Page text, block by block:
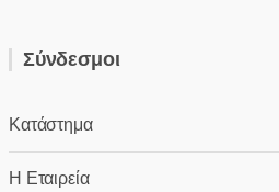
Σύνδεσμοι
Κατάστημα
Η Εταιρεία